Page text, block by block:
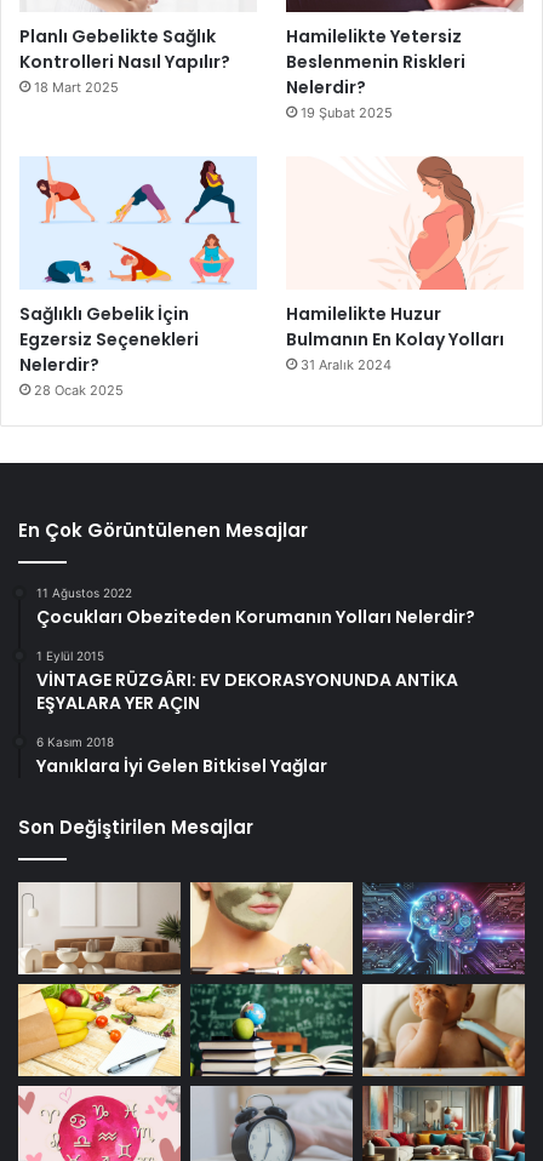
Planlı Gebelikte Sağlık
Kontrolleri Nasıl Yapılır?
18 Mart 2025
Hamilelikte Yetersiz
Beslenmenin Riskleri
Nelerdir?
19 Şubat 2025
Sağlıklı Gebelik İçin
Egzersiz Seçenekleri
Nelerdir?
28 Ocak 2025
Hamilelikte Huzur
Bulmanın En Kolay Yolları
31 Aralık 2024
En Çok Görüntülenen Mesajlar
11 Ağustos 2022
Çocukları Obeziteden Korumanın Yolları Nelerdir?
1 Eylül 2015
VİNTAGE RÜZGÂRI: EV DEKORASYONUNDA ANTİKA
EŞYALARA YER AÇIN
6 Kasım 2018
Yanıklara İyi Gelen Bitkisel Yağlar
Son Değiştirilen Mesajlar